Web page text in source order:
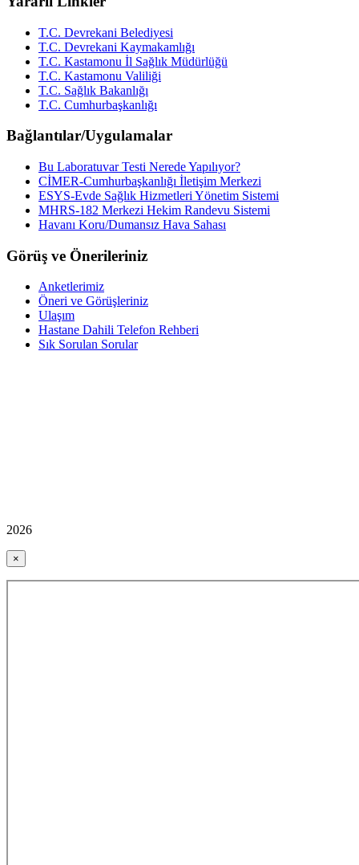
T.C. Devrekani Belediyesi
T.C. Devrekani Kaymakamlığı
T.C. Kastamonu İl Sağlık Müdürlüğü
T.C. Kastamonu Valiliği
T.C. Sağlık Bakanlığı
T.C. Cumhurbaşkanlığı
Bağlantılar/Uygulamalar
Bu Laboratuvar Testi Nerede Yapılıyor?
CİMER-Cumhurbaşkanlığı İletişim Merkezi
ESYS-Evde Sağlık Hizmetleri Yönetim Sistemi
MHRS-182 Merkezi Hekim Randevu Sistemi
Havanı Koru/Dumansız Hava Sahası
Görüş ve Önerileriniz
Anketlerimiz
Öneri ve Görüşleriniz
Ulaşım
Hastane Dahili Telefon Rehberi
Sık Sorulan Sorular
2026
×